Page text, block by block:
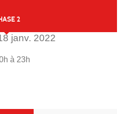
2
janv. 2022
à 23h